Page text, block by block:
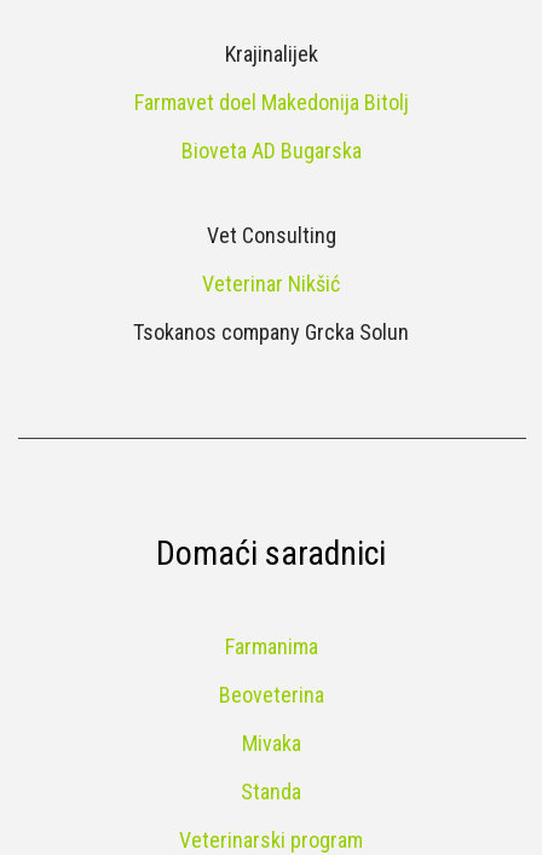
Krajinalijek
Farmavet doel Makedonija Bitolj
Bioveta AD Bugarska
Vet Consulting
Veterinar Nikšić
Tsokanos company Grcka Solun
Domaći saradnici
Farmanima
Beoveterina
Mivaka
Standa
Veterinarski program